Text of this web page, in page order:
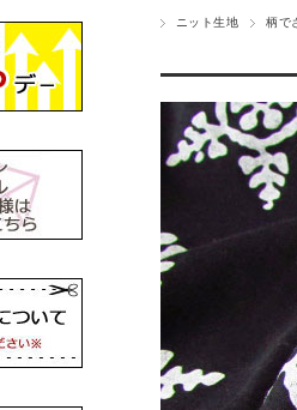
ニット生地 柄で